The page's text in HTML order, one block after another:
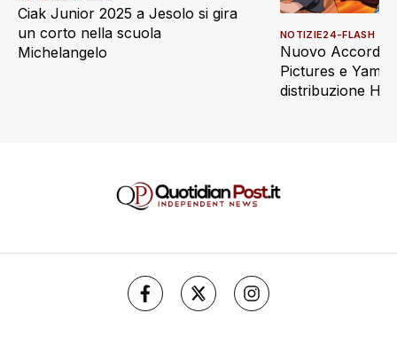
Ciak Junior 2025 a Jesolo si gira
un corto nella scuola
Michelangelo
Nuovo Accordo
Pictures e
distribuzione
NOTIZIE24-FLASH